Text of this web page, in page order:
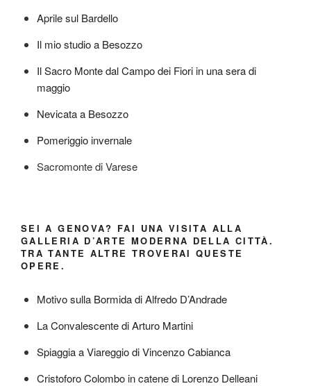
Aprile sul Bardello
Il mio studio a Besozzo
Il Sacro Monte dal Campo dei Fiori in una sera di
maggio
Nevicata a Besozzo
Pomeriggio invernale
Sacromonte di Varese
SEI A GENOVA? FAI UNA VISITA ALLA
GALLERIA D’ARTE MODERNA DELLA CITTÀ.
TRA TANTE ALTRE TROVERAI QUESTE
OPERE.
Motivo sulla Bormida di Alfredo D’Andrade
La Convalescente di Arturo Martini
Spiaggia a Viareggio di Vincenzo Cabianca
Cristoforo Colombo in catene di Lorenzo Delleani